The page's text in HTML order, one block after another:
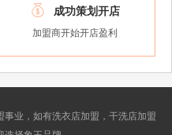
 成功策划开店
加盟商开始开店盈利
业，如有洗衣店加盟，干洗店加盟